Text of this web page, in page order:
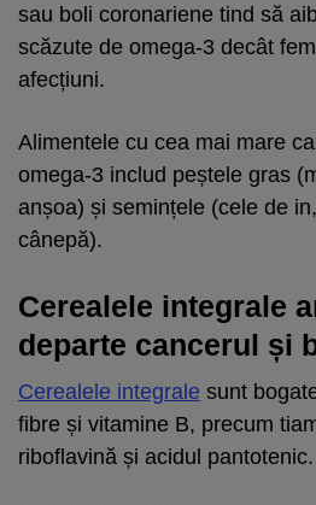
sau boli coronariene tind să
scăzute de omega-3 decât
afecțiuni.
Alimentele cu cea mai mare
omega-3 includ peștele gras
anșoa) și semințele (cele de
cânepă).
Cerealele integrale
departe cancerul și
Cerealele integrale sunt
fibre și vitamine B, precum
riboflavină și acidul pantotenic.